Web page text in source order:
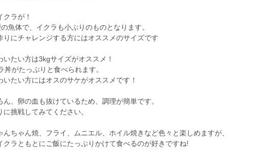
ラが！
魚体で、イクラも小ぶりのものとなります。
りにチャレンジする方にはオススメのサイズです
たい方は3kgサイズがオススメ！
がたっぷりと食べられます。
たい方にはオスのサケがオススメです！
、卵の血も抜けているため、調理が簡単です。
挑戦してみてください。
ちゃん焼、フライ、ムニエル、ホイル焼きなど色々と楽しめますが、
クラともとにご飯にたっぷりかけて食べるのが好きですね!